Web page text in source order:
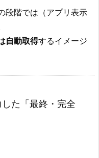
段階では（アプリ表示
自動取得するイメージ
した「最終・完全